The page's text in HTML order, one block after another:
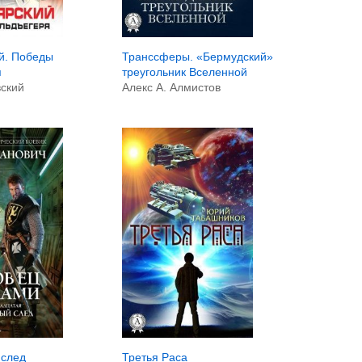
Победы
Транссферы. «Бермудский»
треугольник Вселенной
Алекс А. Алмистов
Третья Раса